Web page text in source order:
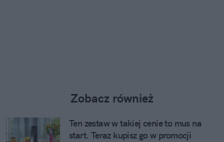
Zobacz również
Ten zestaw w takiej cenie to mus na
start. Teraz kupisz go w promocji